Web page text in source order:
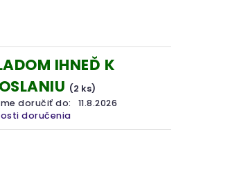
IHNEĎ K
(2 ks)
doručiť do:
11.8.2026
doručenia